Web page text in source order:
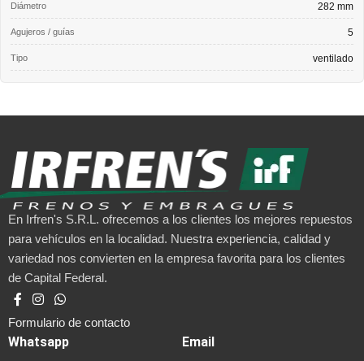
Diámetro 282 mm
Agujeros / guías 5
Tipo ventilado
En Irfren's S.R.L. ofrecemos a los clientes los mejores repuestos
para vehículos en la localidad. Nuestra experiencia, calidad y
variedad nos convierten en la empresa favorita para los clientes
de Capital Federal.
Formulario de contacto
Whatsapp Email